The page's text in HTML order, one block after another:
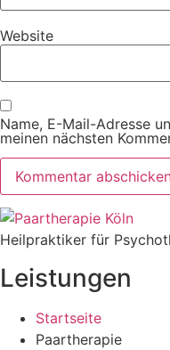
Website
Name, E-Mail-Adresse
meinen nächsten
Heilpraktiker für
Leistungen
Startseite
Paartherapie